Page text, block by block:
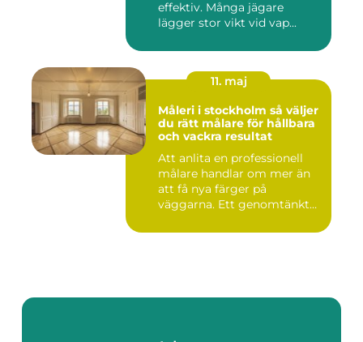
effektiv. Många jägare
lägger stor vikt vid vap...
11. maj
Måleri i stockholm så väljer
du rätt målare för hållbara
och vackra resultat
Att anlita en professionell
målare handlar om mer än
att få nya färger på
väggarna. Ett genomtänkt